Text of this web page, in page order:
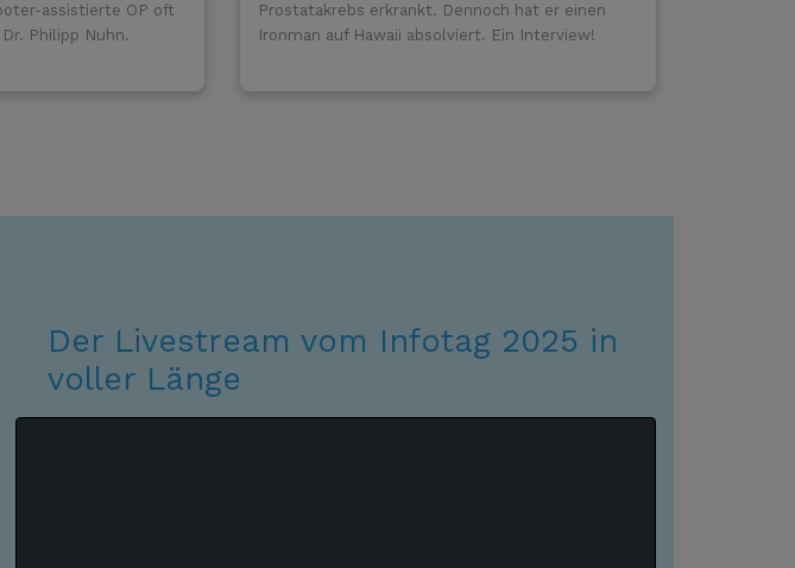
assistierte OP oft
Philipp Nuhn.
Prostatakrebs erkrankt. Dennoch hat er einen
Ironman auf Hawaii absolviert. Ein Interview!
Der Livestream vom Infotag 2025 in
voller Länge